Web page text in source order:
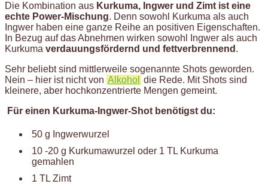
Die Kombination aus Kurkuma, Ingwer und Zimt ist eine
echte Power-Mischung. Denn sowohl Kurkuma als auch
Ingwer haben eine ganze Reihe an positiven Eigenschaften.
In Bezug auf das Abnehmen wirken sowohl Ingwer als auch
Kurkuma verdauungsfördernd und fettverbrennend .
Sehr beliebt sind mittlerweile sogenannte Shots geworden.
Nein – hier ist nicht von Alkohol die Rede. Mit Shots sind
kleinere, aber hochkonzentrierte Mengen gemeint.
Für einen Kurkuma-Ingwer-Shot benötigst du:
50 g Ingwerwurzel
10 -20 g Kurkumawurzel oder 1 TL Kurkuma
gemahlen
1 TL Zimt